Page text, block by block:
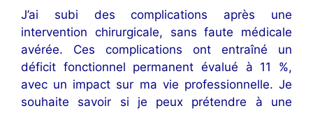
J’ai subi des complications après une
intervention chirurgicale, sans faute médicale
avérée. Ces complications ont entraîné un
déficit fonctionnel permanent évalué à 11 %,
avec un impact sur ma vie professionnelle. Je
souhaite savoir si je peux prétendre à une